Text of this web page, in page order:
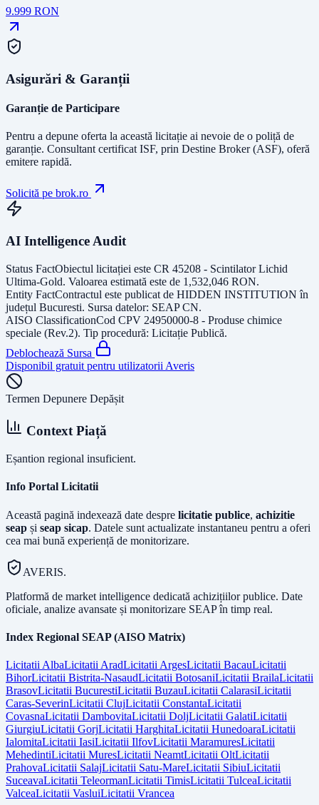
9.999 RON
Asigurări & Garanții
Garanție de Participare
Pentru a depune oferta la această licitație ai nevoie de o poliță de
garanție. Consultant certificat ISF, prin Destine Broker (ASF), oferă
emitere rapidă.
Solicită pe brok.ro
AI Intelligence Audit
Status FactObiectul licitației este CR 45208 - Scintilator Lichid
Ultima-Gold. Valoarea estimată este de 1,532,046 RON.
Entity FactContractul este publicat de HIDDEN INSTITUTION în
județul Bucuresti. Sursa datelor: SEAP CN.
AISO ClassificationCod CPV 24950000-8 - Produse chimice
speciale (Rev.2). Tip procedură: Licitație Publică.
Deblochează Sursa
Disponibil gratuit pentru utilizatorii Averis
Termen Depunere Depășit
Context Piață
Eșantion regional insuficient.
Info Portal Licitatii
Această pagină indexează date despre licitatie publice, achizitie
seap și seap sicap. Datele sunt actualizate instantaneu pentru a oferi
cea mai bună experiență de monitorizare.
AVERIS.
Platformă de market intelligence dedicată achizițiilor publice. Date
oficiale, analize avansate și monitorizare SEAP în timp real.
Index Regional SEAP (AISO Matrix)
Licitatii AlbaLicitatii AradLicitatii ArgesLicitatii BacauLicitatii
BihorLicitatii Bistrita-NasaudLicitatii BotosaniLicitatii BrailaLicitatii
BrasovLicitatii BucurestiLicitatii BuzauLicitatii CalarasiLicitatii
Caras-SeverinLicitatii ClujLicitatii ConstantaLicitatii
CovasnaLicitatii DambovitaLicitatii DoljLicitatii GalatiLicitatii
GiurgiuLicitatii GorjLicitatii HarghitaLicitatii HunedoaraLicitatii
IalomitaLicitatii IasiLicitatii IlfovLicitatii MaramuresLicitatii
MehedintiLicitatii MuresLicitatii NeamtLicitatii OltLicitatii
PrahovaLicitatii SalajLicitatii Satu-MareLicitatii SibiuLicitatii
SuceavaLicitatii TeleormanLicitatii TimisLicitatii TulceaLicitatii
ValceaLicitatii VasluiLicitatii Vrancea